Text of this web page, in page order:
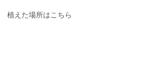
植えた場所はこちら